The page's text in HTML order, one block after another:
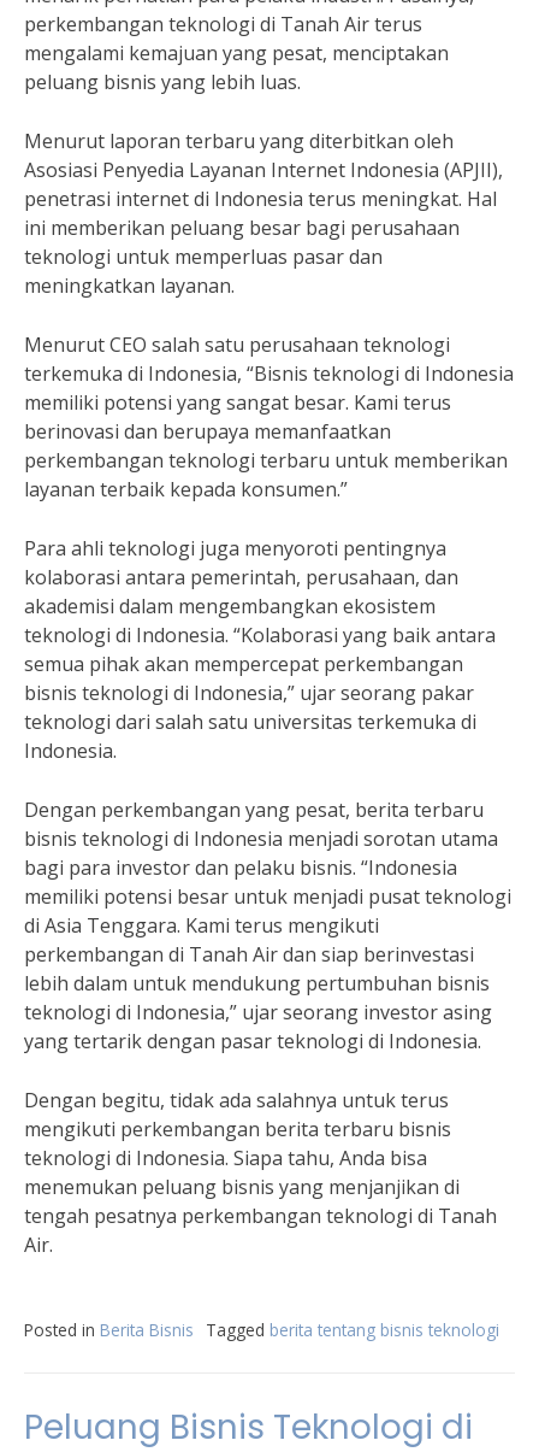
perkembangan teknologi di Tanah Air terus
mengalami kemajuan yang pesat, menciptakan
peluang bisnis yang lebih luas.
Menurut laporan terbaru yang diterbitkan oleh
Asosiasi Penyedia Layanan Internet Indonesia (APJII),
penetrasi internet di Indonesia terus meningkat. Hal
ini memberikan peluang besar bagi perusahaan
teknologi untuk memperluas pasar dan
meningkatkan layanan.
Menurut CEO salah satu perusahaan teknologi
terkemuka di Indonesia, “Bisnis teknologi di Indonesia
memiliki potensi yang sangat besar. Kami terus
berinovasi dan berupaya memanfaatkan
perkembangan teknologi terbaru untuk memberikan
layanan terbaik kepada konsumen.”
Para ahli teknologi juga menyoroti pentingnya
kolaborasi antara pemerintah, perusahaan, dan
akademisi dalam mengembangkan ekosistem
teknologi di Indonesia. “Kolaborasi yang baik antara
semua pihak akan mempercepat perkembangan
bisnis teknologi di Indonesia,” ujar seorang pakar
teknologi dari salah satu universitas terkemuka di
Indonesia.
Dengan perkembangan yang pesat, berita terbaru
bisnis teknologi di Indonesia menjadi sorotan utama
bagi para investor dan pelaku bisnis. “Indonesia
memiliki potensi besar untuk menjadi pusat teknologi
di Asia Tenggara. Kami terus mengikuti
perkembangan di Tanah Air dan siap berinvestasi
lebih dalam untuk mendukung pertumbuhan bisnis
teknologi di Indonesia,” ujar seorang investor asing
yang tertarik dengan pasar teknologi di Indonesia.
Dengan begitu, tidak ada salahnya untuk terus
mengikuti perkembangan berita terbaru bisnis
teknologi di Indonesia. Siapa tahu, Anda bisa
menemukan peluang bisnis yang menjanjikan di
tengah pesatnya perkembangan teknologi di Tanah
Air.
Posted in Berita Bisnis Tagged berita tentang bisnis teknologi
Peluang Bisnis Teknologi di